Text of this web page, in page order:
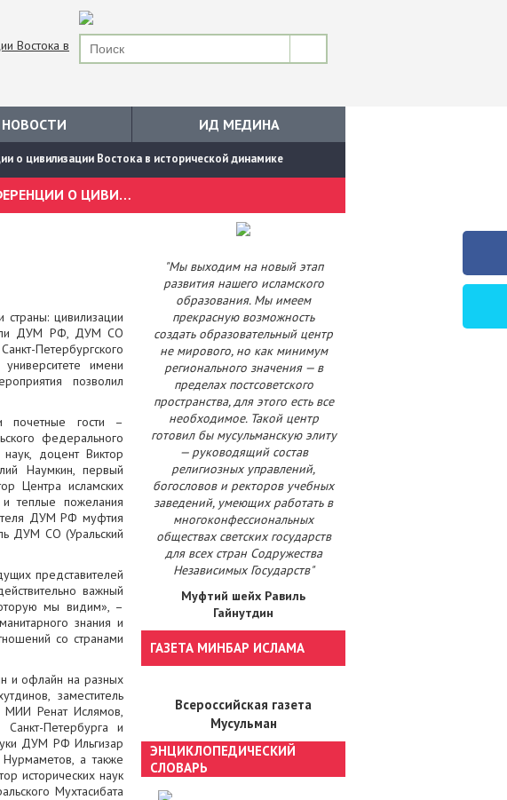
НОВОСТИ ИД МЕДИНА
о цивилизации Востока в исторической динамике
"Мы выходим на новый этап
развития нашего исламского
образования. Мы имеем
прекрасную возможность
создать образовательный центр
не мирового, но как минимум
регионального значения — в
пределах постсоветского
пространства, для этого есть все
необходимое. Такой центр
готовил бы мусульманскую элиту
— руководящий состав
религиозных управлений,
богословов и ректоров учебных
заведений, умеющих работать в
многоконфессиональных
обществах светских государств
для всех стран Содружества
Независимых Государств"
Муфтий шейх Равиль
Гайнутдин
ГАЗЕТА МИНБАР ИСЛАМА
Всероссийская газета
Мусульман
ЭНЦИКЛОПЕДИЧЕСКИЙ
СЛОВАРЬ
В ЕКАТЕРИНБУРГЕ ЗАВЕРШИЛАСЬ РАБОТА МЕЖДУНАРОДНОЙ НАУЧНОЙ КОНФЕРЕНЦИИ О ЦИВИЛИЗАЦИИ ВОСТОКА В ИСТОРИЧЕСКОЙ ДИНАМИКЕ
цивилизации
ДУМ РФ, ДУМ СО
Петербургского
имени
позволил
почетные гости –
федерального
доцент Виктор
Наумкин, первый
Центра исламских
теплые пожелания
ДУМ РФ муфтия
ДУМ СО (Уральский
представителей
важный
мы видим», –
знания и
со странами
и офлайн на разных
заместитель
Ренат Ислямов,
Петербурга и
ДУМ РФ Ильгизар
а также
исторических наук
Мухтасибата